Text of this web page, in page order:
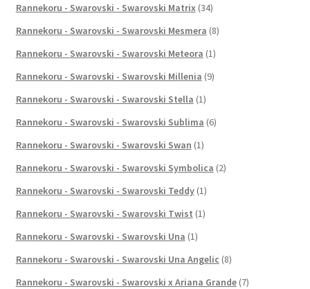
Rannekoru - Swarovski - Swarovski Matrix (34)
Rannekoru - Swarovski - Swarovski Mesmera (8)
Rannekoru - Swarovski - Swarovski Meteora (1)
Rannekoru - Swarovski - Swarovski Millenia (9)
Rannekoru - Swarovski - Swarovski Stella (1)
Rannekoru - Swarovski - Swarovski Sublima (6)
Rannekoru - Swarovski - Swarovski Swan (1)
Rannekoru - Swarovski - Swarovski Symbolica (2)
Rannekoru - Swarovski - Swarovski Teddy (1)
Rannekoru - Swarovski - Swarovski Twist (1)
Rannekoru - Swarovski - Swarovski Una (1)
Rannekoru - Swarovski - Swarovski Una Angelic (8)
Rannekoru - Swarovski - Swarovski x Ariana Grande (7)